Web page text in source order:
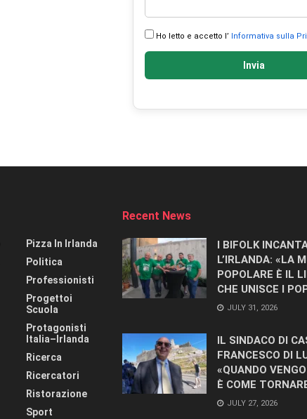
Ho letto e accetto l’ Informativa sulla
Invia
Pizza In Irlanda
Politica
Professionisti
Progettoi
Scuola
Protagonisti
Italia–Irlanda
Ricerca
Ricercatori
Ristorazione
Sport
Recent News
I BIFOLK
L’IRLANDA: «LA
POPOLARE È IL
CHE UNISCE I
JULY 31, 2026
IL SINDACO DI
FRANCESCO DI
«QUANDO
È COME
JULY 27, 2026